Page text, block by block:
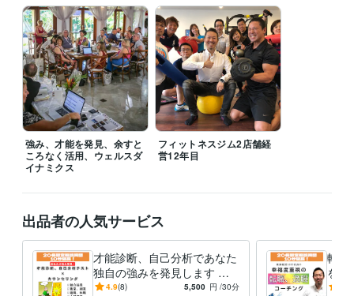
得意分野
ビジネス代行・事務代行 独立起業 副業、複業 ビジネスの強み、才
能診断 独立から起業までの伴走
独立起業 副業 複業 自己分析 強み 才能 キャリア
仕事
働きがい
生きがい
学習指導・資格・キャリア相談 転職、適職 コーチ、カウンセラー起
業 ビジネスの強み、才能診断 キャリア、転職に関する壁打ち相手に
転職 適職 自己分析 強み 才能 キャリア 仕事 相談
生きがい
強み、才能を発見、余すと
ころなく活用、ウェルスダ
イナミクス
フィットネスジム2店舗経
営12年目
出品者の人気サービス
才能診断、自己分析であなた
独自の強みを発見します 独
立起業、副業、転職でのあな
4.9(8) 5,500 円 /30分
転職
を活
自己